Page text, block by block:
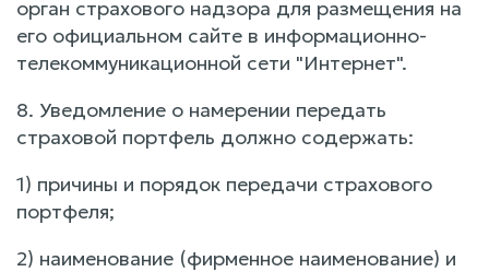
орган страхового надзора для размещения на
его официальном сайте в информационно-
телекоммуникационной сети "Интернет".
8. Уведомление о намерении передать
страховой портфель должно содержать:
1) причины и порядок передачи страхового
портфеля;
2) наименование (фирменное наименование) и